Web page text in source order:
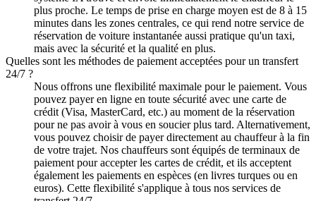
plus proche. Le temps de prise en charge moyen est de 8 à 15
minutes dans les zones centrales, ce qui rend notre service de
réservation de voiture instantanée aussi pratique qu'un taxi,
mais avec la sécurité et la qualité en plus.
Quelles sont les méthodes de paiement acceptées pour un transfert
24/7 ?
Nous offrons une flexibilité maximale pour le paiement. Vous
pouvez payer en ligne en toute sécurité avec une carte de
crédit (Visa, MasterCard, etc.) au moment de la réservation
pour ne pas avoir à vous en soucier plus tard. Alternativement,
vous pouvez choisir de payer directement au chauffeur à la fin
de votre trajet. Nos chauffeurs sont équipés de terminaux de
paiement pour accepter les cartes de crédit, et ils acceptent
également les paiements en espèces (en livres turques ou en
euros). Cette flexibilité s'applique à tous nos services de